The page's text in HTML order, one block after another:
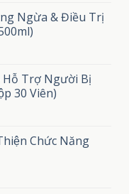
Ngừa & Điều Trị
Hỗ Trợ Người Bị
30 Viên)
Chức Năng